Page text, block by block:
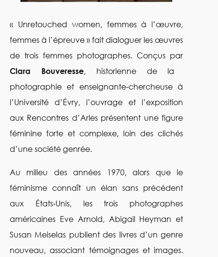
« Unretouched women, femmes à l’œuvre,
femmes à l’épreuve » fait dialoguer les œuvres
de trois femmes photographes. Conçus par
Clara Bouveresse, historienne de la
photographie et enseignante-chercheuse à
l’Université d’Évry, l’ouvrage et l’exposition
aux Rencontres d’Arles présentent une figure
féminine forte et complexe, loin des clichés
d’une société genrée.
Au milieu des années 1970, alors que le
féminisme connaît un élan sans précédent
aux États-Unis, les trois photographes
américaines Eve Arnold, Abigail Heyman et
Susan Meiselas publient des livres d’un genre
nouveau, associant témoignages et images.